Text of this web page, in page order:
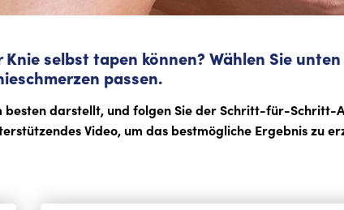
selbst tapen können? Wählen Sie
passen.
besten darstellt, und folgen Sie der Schritt-für-
Video, um das bestmögliche Ergebnis zu